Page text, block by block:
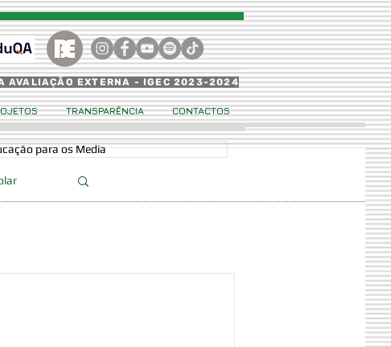
para os Media
TRANSPARÊNCIA CONTACTOS
AVALIAÇÃO EXTERNA - IGEC 2023-2024